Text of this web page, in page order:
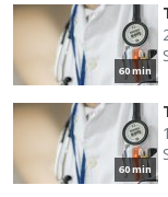
60 min
60 min